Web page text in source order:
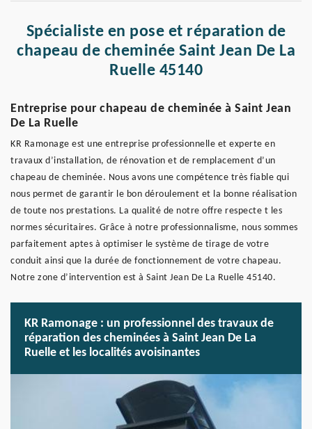
Spécialiste en pose et réparation de
chapeau de cheminée Saint Jean De La
Ruelle 45140
Entreprise pour chapeau de cheminée à Saint Jean
De La Ruelle
KR Ramonage est une entreprise professionnelle et experte en
travaux d’installation, de rénovation et de remplacement d’un
chapeau de cheminée. Nous avons une compétence très fiable qui
nous permet de garantir le bon déroulement et la bonne réalisation
de toute nos prestations. La qualité de notre offre respecte t les
normes sécuritaires. Grâce à notre professionnalisme, nous sommes
parfaitement aptes à optimiser le système de tirage de votre
conduit ainsi que la durée de fonctionnement de votre chapeau.
Notre zone d’intervention est à Saint Jean De La Ruelle 45140.
KR Ramonage : un professionnel des travaux de
réparation des cheminées à Saint Jean De La
Ruelle et les localités avoisinantes